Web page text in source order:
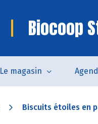
Biocoop
Le magasin
Biscuits étoiles en